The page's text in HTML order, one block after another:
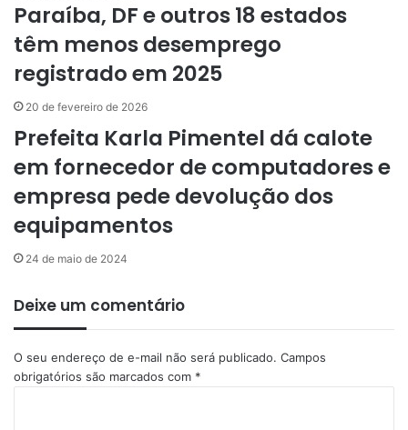
Paraíba, DF e outros 18 estados
têm menos desemprego
registrado em 2025
20 de fevereiro de 2026
Prefeita Karla Pimentel dá calote
em fornecedor de computadores e
empresa pede devolução dos
equipamentos
24 de maio de 2024
Deixe um comentário
O seu endereço de e-mail não será publicado. Campos
obrigatórios são marcados com *